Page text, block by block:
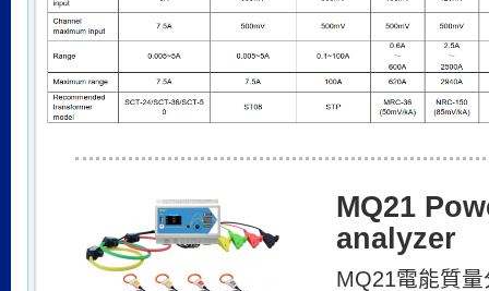
MQ21
analyzer
MQ21電能質